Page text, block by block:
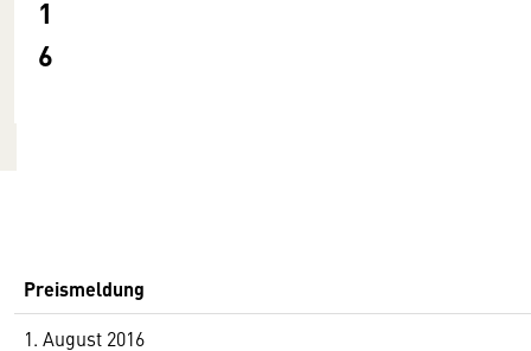
1
6
Preismeldung
1. August 2016